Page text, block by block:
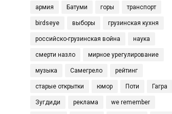
армия Батуми горы транспорт
birdseye выборы грузинская кухня
российско-грузинская война наука
смерти назло мирное урегулирование
музыка Самегрело рейтинг
старые открытки юмор Поти Гагра
Зугдиди реклама we remember